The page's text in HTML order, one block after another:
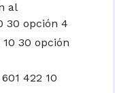
al
30 opción 4
10 30 opción
422 10